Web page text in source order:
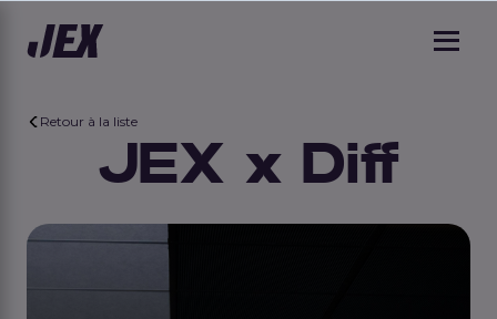
Retour à la liste
JEX x Diff